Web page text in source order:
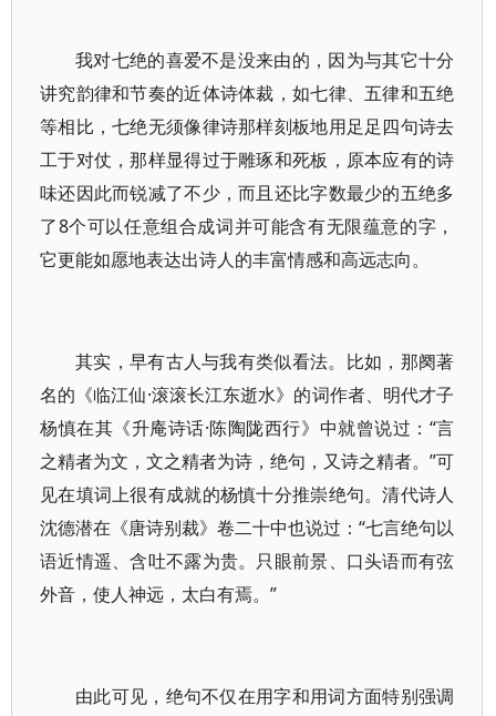
我对七绝的喜爱不是没来由的，因为与其它十分
讲究韵律和节奏的近体诗体裁，如七律、五律和五绝
等相比，七绝无须像律诗那样刻板地用足足四句诗去
工于对仗，那样显得过于雕琢和死板，原本应有的诗
味还因此而锐减了不少，而且还比字数最少的五绝多
了8个可以任意组合成词并可能含有无限蕴意的字，
它更能如愿地表达出诗人的丰富情感和高远志向。
其实，早有古人与我有类似看法。比如，那阕著
名的《临江仙·滚滚长江东逝水》的词作者、明代才子
杨慎在其《升庵诗话·陈陶陇西行》中就曾说过：“言
之精者为文，文之精者为诗，绝句，又诗之精者。”可
见在填词上很有成就的杨慎十分推崇绝句。清代诗人
沈德潜在《唐诗别裁》卷二十中也说过：“七言绝句以
语近情遥、含吐不露为贵。只眼前景、口头语而有弦
外音，使人神远，太白有焉。”
由此可见，绝句不仅在用字和用词方面特别强调